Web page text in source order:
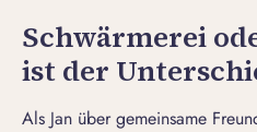
Schwärmerei
ist der
Als Jan über gemeinsame